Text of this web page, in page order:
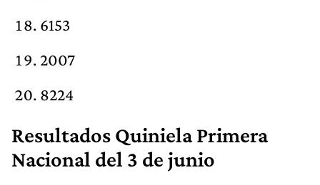
6153
2007
8224
Resultados Quiniela Primera
Nacional del 3 de junio